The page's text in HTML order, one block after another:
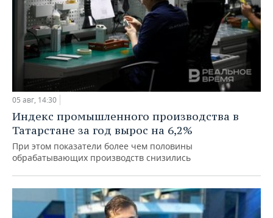
05 авг, 14:30
Индекс промышленного производства в
Татарстане за год вырос на 6,2%
При этом показатели более чем половины
обрабатывающих производств снизились